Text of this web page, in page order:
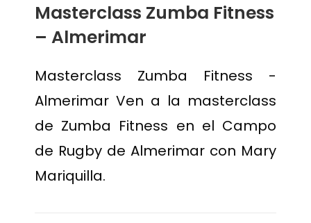
Masterclass Zumba Fitness
– Almerimar
Masterclass Zumba Fitness -
Almerimar Ven a la masterclass
de Zumba Fitness en el Campo
de Rugby de Almerimar con Mary
Mariquilla.